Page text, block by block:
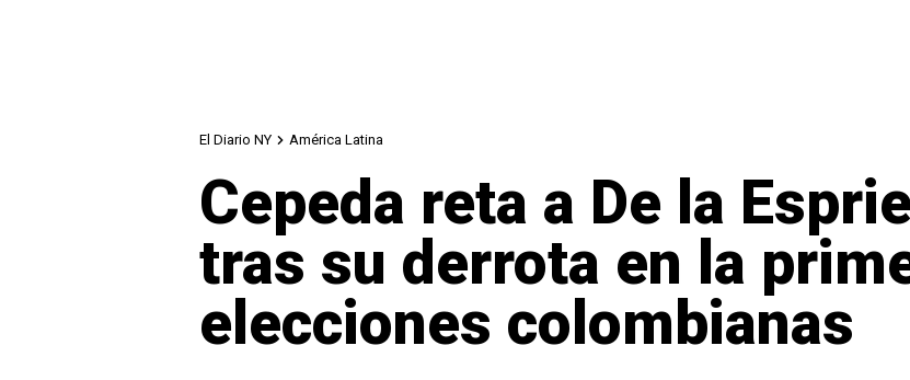
El Diario NY América Latina
Cepeda reta a De la
tras su derrota en la
elecciones colombianas